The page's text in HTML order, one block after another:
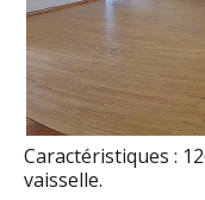
Caractéristiques :
vaisselle.